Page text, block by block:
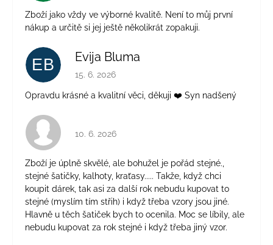
Zboží jako vždy ve výborné kvalitě. Není to můj první
nákup a určitě si jej ještě několikrát zopakuji.
EB Evija Bluma
Hodnocení obchodu je 5 z 5 hvězdiček.
15. 6. 2026
Opravdu krásné a kvalitní věci, děkuji ❤️ Syn nadšený
Hodnocení obchodu je 4 z 5 hvězdiček.
10. 6. 2026
Zboží je úplně skvělé, ale bohužel je pořád stejné.,
stejné šatičky, kalhoty, kraťasy..... Takže, když chci
koupit dárek, tak asi za další rok nebudu kupovat to
stejné (myslím tím střih) i když třeba vzory jsou jiné.
Hlavně u těch šatiček bych to ocenila. Moc se líbily, ale
nebudu kupovat za rok stejné i když třeba jiný vzor.